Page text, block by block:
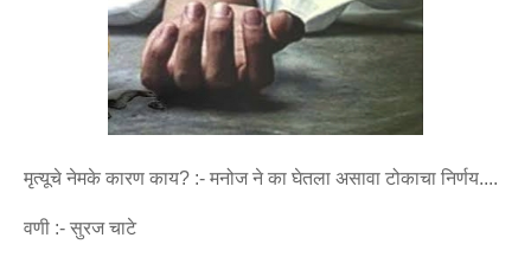
मृत्यूचे नेमके कारण काय? :- मनोज ने का घेतला असावा टोकाचा निर्णय....
वणी :- सुरज चाटे